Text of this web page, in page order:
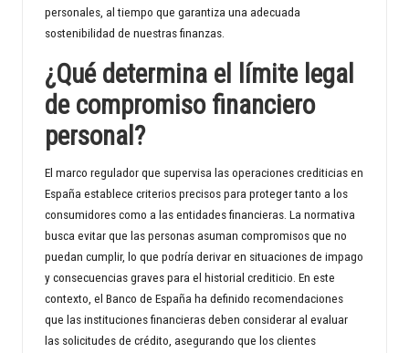
personales, al tiempo que garantiza una adecuada
sostenibilidad de nuestras finanzas.
¿Qué determina el límite legal
de compromiso financiero
personal?
El marco regulador que supervisa las operaciones crediticias en
España establece criterios precisos para proteger tanto a los
consumidores como a las entidades financieras. La normativa
busca evitar que las personas asuman compromisos que no
puedan cumplir, lo que podría derivar en situaciones de impago
y consecuencias graves para el historial crediticio. En este
contexto, el Banco de España ha definido recomendaciones
que las instituciones financieras deben considerar al evaluar
las solicitudes de crédito, asegurando que los clientes